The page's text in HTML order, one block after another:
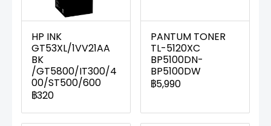
HP INK
GT53XL/1VV21AA
BK
/GT5800/IT300/4
00/ST500/600
฿320
PANTUM TONER
TL-5120XC
BP5100DN-
BP5100DW
฿5,990